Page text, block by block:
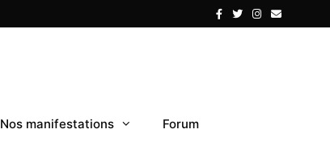
Nos manifestations Forum